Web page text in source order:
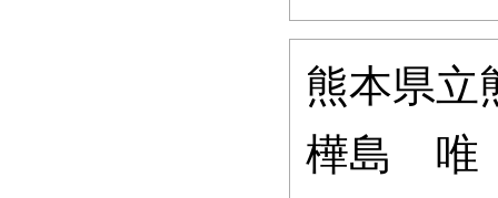
熊本県
樺島 唯